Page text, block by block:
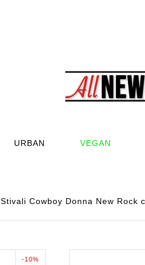
URBAN VEGAN
Stivali Cowboy Donna New Rock
-10%